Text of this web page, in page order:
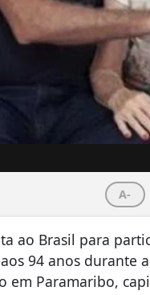
A-
ao Brasil para
aos 94 anos durante
em Paramaribo,